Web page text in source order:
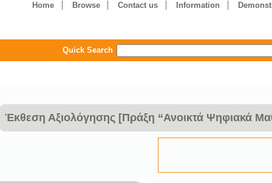
Home Browse Contact us Information
Quick Search
Έκθεση Αξιολόγησης [Πράξη “Ανοικτά Ψηφιακά